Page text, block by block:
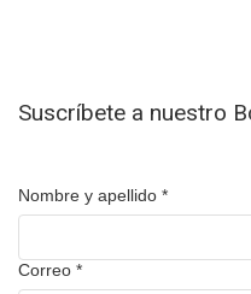
Suscríbete a nuestro
Nombre y apellido *
Correo *